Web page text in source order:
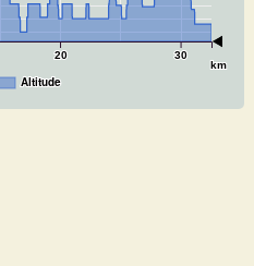
20 30
km
Altitude